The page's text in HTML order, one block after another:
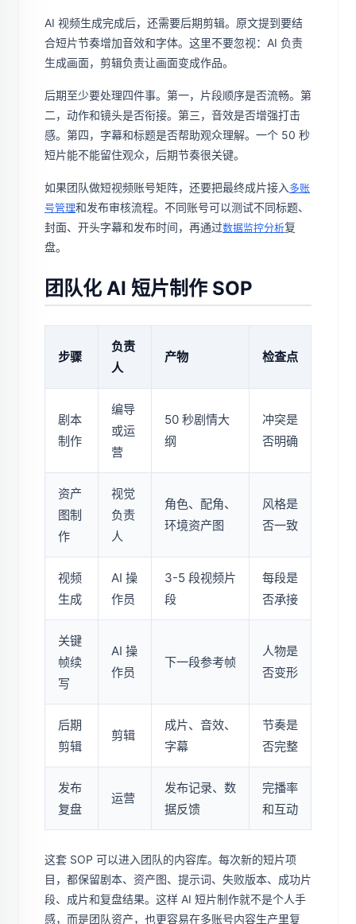
AI 视频生成完成后，还需要后期剪辑。原文提到要结
合短片节奏增加音效和字体。这里不要忽视：AI 负责
生成画面，剪辑负责让画面变成作品。
后期至少要处理四件事。第一，片段顺序是否流畅。第
二，动作和镜头是否衔接。第三，音效是否增强打击
感。第四，字幕和标题是否帮助观众理解。一个 50 秒
短片能不能留住观众，后期节奏很关键。
如果团队做短视频账号矩阵，还要把最终成片接入多账
号管理和发布审核流程。不同账号可以测试不同标题、
封面、开头字幕和发布时间，再通过数据监控分析复
盘。
团队化 AI 短片制作 SOP
步骤
负责
人
产物 检查点
剧本
制作
编导
或运
营
50 秒剧情大
纲
冲突是
否明确
资产
图制
作
视觉
负责
人
角色、配角、
环境资产图
风格是
否一致
视频
生成
AI 操
作员
3-5 段视频片
段
每段是
否承接
关键
帧续
写
AI 操
作员
下一段参考帧
人物是
否变形
后期
剪辑
剪辑
成片、音效、
字幕
节奏是
否完整
发布
复盘
运营
发布记录、数
据反馈
完播率
和互动
这套 SOP 可以进入团队的内容库。每次新的短片项
目，都保留剧本、资产图、提示词、失败版本、成功片
段、成片和复盘结果。这样 AI 短片制作就不是个人手
感，而是团队资产，也更容易在多账号内容生产里复